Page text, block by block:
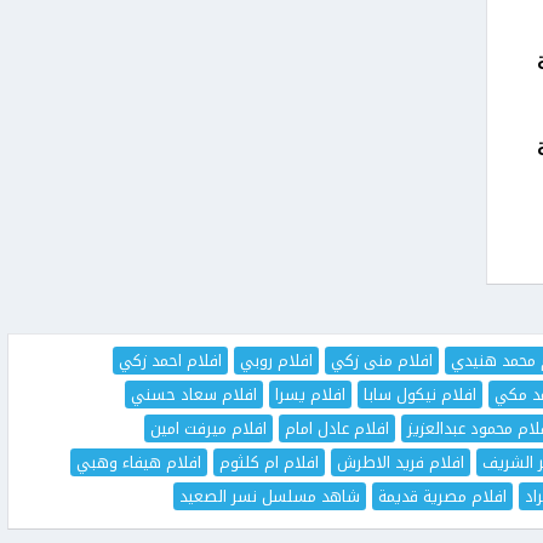
محمد هنيدي افلام منى زكي افلام روبي
افلام احمد زكي
مكي افلام نيكول سابا افلام يسرا
افلام سعاد حسني
محمود عبدالعزيز افلام عادل امام
افلام ميرفت امين
الشريف افلام فريد الاطرش افلام ام كلثوم
افلام هيفاء وهبي
افلام مصرية قديمة شاهد مسلسل نسر الصعيد